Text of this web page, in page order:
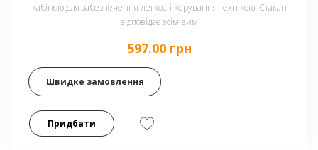
кабіною для забезпечення легкості керування технікою. Стакан
відповідає всім вим
597.00 грн
Швидке замовлення
Придбати